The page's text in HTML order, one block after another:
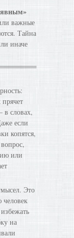
явным»
важные
Тайна
иначе
в словах,
если
копятся,
или
Это
человек
на